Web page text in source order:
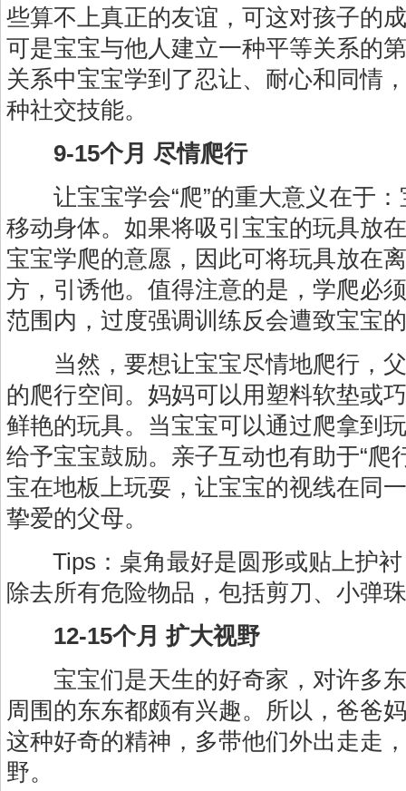
些算不上真正的友谊，可这对孩子的
可是宝宝与他人建立一种平等关系的
关系中宝宝学到了忍让、耐心和同情
种社交技能。
9-15个月 尽情爬行
让宝宝学会“爬”的重大意义在于：
移动身体。如果将吸引宝宝的玩具放
宝宝学爬的意愿，因此可将玩具放在
方，引诱他。值得注意的是，学爬必
范围内，过度强调训练反会遭致宝宝
当然，要想让宝宝尽情地爬行，父
的爬行空间。妈妈可以用塑料软垫或
鲜艳的玩具。当宝宝可以通过爬拿到
给予宝宝鼓励。亲子互动也有助于“爬
宝在地板上玩耍，让宝宝的视线在同
挚爱的父母。
Tips：桌角最好是圆形或贴上护衬
除去所有危险物品，包括剪刀、小弹
12-15个月 扩大视野
宝宝们是天生的好奇家，对许多东
周围的东东都颇有兴趣。所以，爸爸
这种好奇的精神，多带他们外出走走
野。